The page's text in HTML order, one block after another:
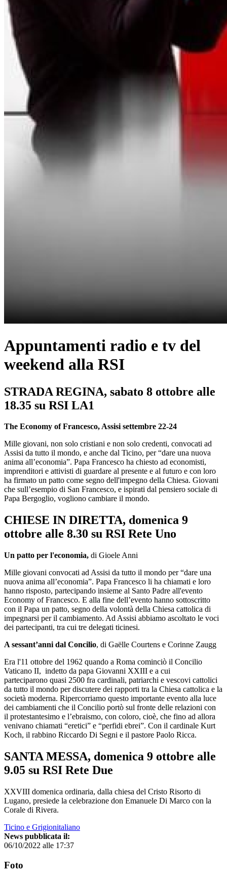
Appuntamenti radio e tv del
weekend alla RSI
STRADA REGINA, sabato 8 ottobre alle
18.35 su RSI LA1
The Economy of Francesco, Assisi settembre 22-24
Mille giovani, non solo cristiani e non solo credenti, convocati ad
Assisi da tutto il mondo, e anche dal Ticino, per “dare una nuova
anima all’economia”. Papa Francesco ha chiesto ad economisti,
imprenditori e attivisti di guardare al presente e al futuro e con loro
ha firmato un patto come segno dell'impegno della Chiesa. Giovani
che sull’esempio di San Francesco, e ispirati dal pensiero sociale di
Papa Bergoglio, vogliono cambiare il mondo.
CHIESE IN DIRETTA, domenica 9
ottobre alle 8.30 su RSI Rete Uno
Un patto per l'economia, di Gioele Anni
Mille giovani convocati ad Assisi da tutto il mondo per “dare una
nuova anima all’economia”. Papa Francesco li ha chiamati e loro
hanno risposto, partecipando insieme al Santo Padre all'evento
Economy of Francesco. E alla fine dell’evento hanno sottoscritto
con il Papa un patto, segno della volontà della Chiesa cattolica di
impegnarsi per il cambiamento. Ad Assisi abbiamo ascoltato le voci
dei partecipanti, tra cui tre delegati ticinesi.
A sessant’anni dal Concilio, di Gaëlle Courtens e Corinne Zaugg
Era l'11 ottobre del 1962 quando a Roma cominciò il Concilio
Vaticano II, indetto da papa Giovanni XXIII e a cui
parteciparono quasi 2500 fra cardinali, patriarchi e vescovi cattolici
da tutto il mondo per discutere dei rapporti tra la Chiesa cattolica e la
società moderna. Ripercorriamo questo importante evento alla luce
dei cambiamenti che il Concilio portò sul fronte delle relazioni con
il protestantesimo e l’ebraismo, con coloro, cioè, che fino ad allora
venivano chiamati “eretici” e “perfidi ebrei”. Con il cardinale Kurt
Koch, il rabbino Riccardo Di Segni e il pastore Paolo Ricca.
SANTA MESSA, domenica 9 ottobre alle
9.05 su RSI Rete Due
XXVIII domenica ordinaria, dalla chiesa del Cristo Risorto di
Lugano, presiede la celebrazione don Emanuele Di Marco con la
Corale di Rivera.
Ticino e Grigionitaliano
News pubblicata il:
06/10/2022 alle 17:37
Foto